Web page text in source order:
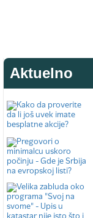
Aktuelno